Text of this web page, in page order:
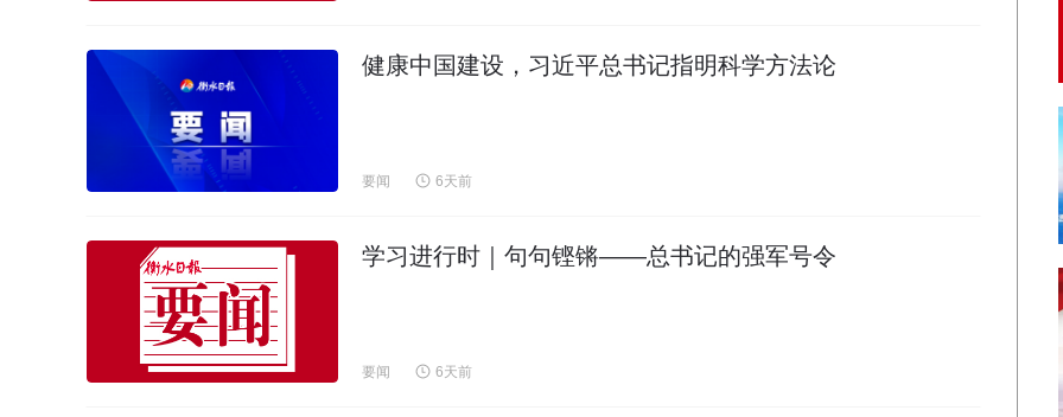
健康中国建设，习近平总书记指明科学方法论
要闻 6天前
学习进行时｜句句铿锵——总书记的强军号令
要闻 6天前